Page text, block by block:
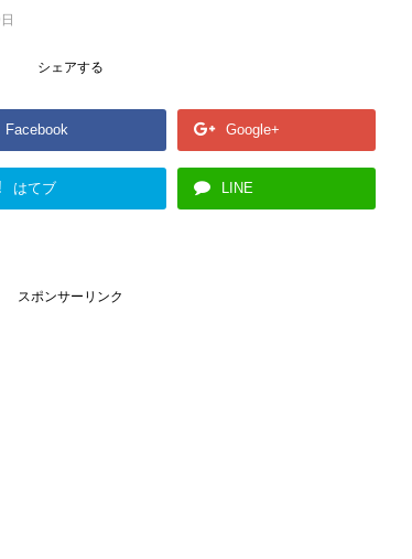
シェアする
Facebook Google+
はてブ LINE
スポンサーリンク